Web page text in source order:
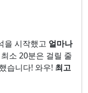
을 시작했고 얼마나
최소 20분은 걸릴 줄
습니다! 와우! 최고